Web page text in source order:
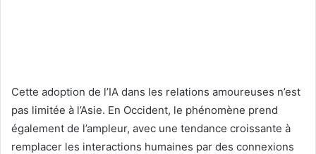
Cette adoption de l’IA dans les relations amoureuses n’est
pas limitée à l’Asie. En Occident, le phénomène prend
également de l’ampleur, avec une tendance croissante à
remplacer les interactions humaines par des connexions